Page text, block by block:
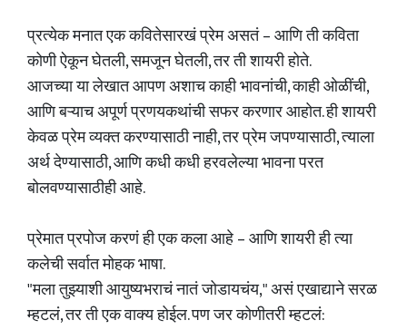
प्रत्येक मनात एक कवितेसारखं प्रेम असतं – आणि ती कविता
कोणी ऐकून घेतली, समजून घेतली, तर ती शायरी होते.
आजच्या या लेखात आपण अशाच काही भावनांची, काही ओळींची,
आणि बऱ्याच अपूर्ण प्रणयकथांची सफर करणार आहोत. ही शायरी
केवळ प्रेम व्यक्त करण्यासाठी नाही, तर प्रेम जपण्यासाठी, त्याला
अर्थ देण्यासाठी, आणि कधी कधी हरवलेल्या भावना परत
बोलवण्यासाठीही आहे.
प्रेमात प्रपोज करणं ही एक कला आहे – आणि शायरी ही त्या
कलेची सर्वात मोहक भाषा.
"मला तुझ्याशी आयुष्यभराचं नातं जोडायचंय," असं एखाद्याने सरळ
म्हटलं, तर ती एक वाक्य होईल. पण जर कोणीतरी म्हटलं: